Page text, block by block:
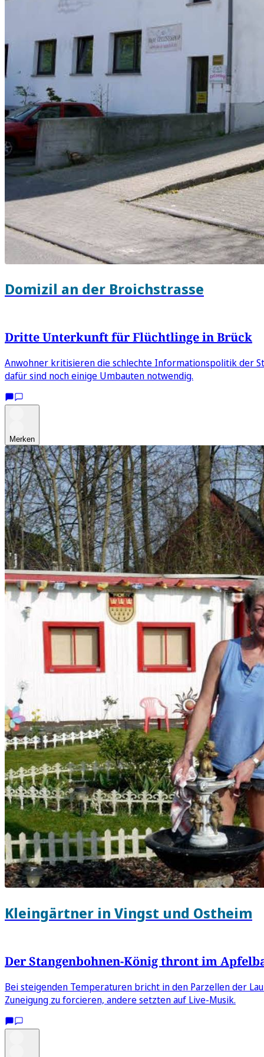
Domizil an der Broichstrasse
Dritte Unterkunft für Flüchtlinge in Brück
Anwohner kritisieren die schlechte Informationspolitik der
dafür sind noch einige Umbauten notwendig.
Merken
Kleingärtner in Vingst und Ostheim
Der Stangenbohnen-König thront im
Bei steigenden Temperaturen bricht in den Parzellen der
Zuneigung zu forcieren, andere setzten auf Live-Musik.